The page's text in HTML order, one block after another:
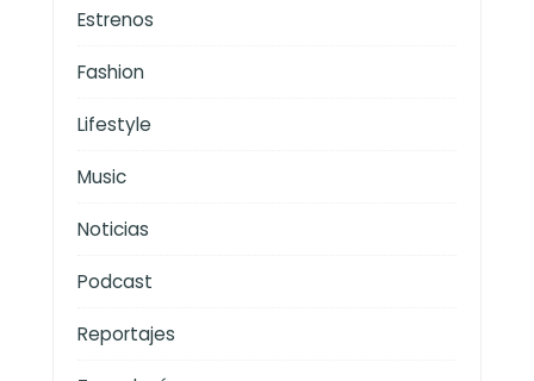
Estrenos
Fashion
Lifestyle
Music
Noticias
Podcast
Reportajes